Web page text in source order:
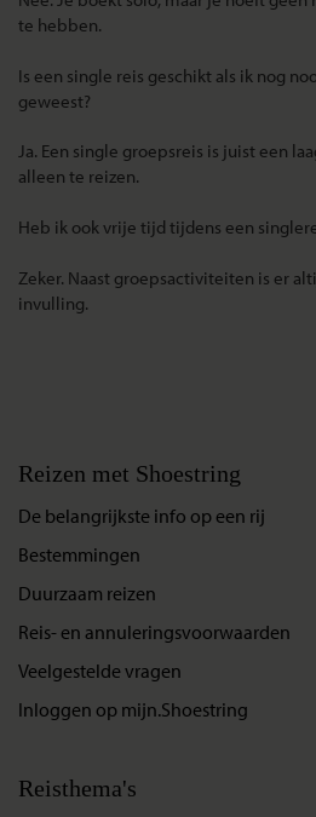
te hebben.
Is een single reis geschikt als ik nog
geweest?
Ja. Een single groepsreis is juist een
alleen te reizen.
Heb ik ook vrije tijd tijdens een
Zeker. Naast groepsactiviteiten is er
invulling.
Reizen met Shoestring
De belangrijkste info op een rij
Bestemmingen
Duurzaam reizen
Reis- en annuleringsvoorwaarden
Veelgestelde vragen
Inloggen op mijn.Shoestring
Reisthema's